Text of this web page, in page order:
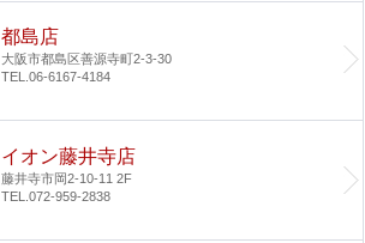
都島店
大阪市都島区善源寺町2-3-30
TEL.06-6167-4184
イオン藤井寺店
藤井寺市岡2-10-11 2F
TEL.072-959-2838